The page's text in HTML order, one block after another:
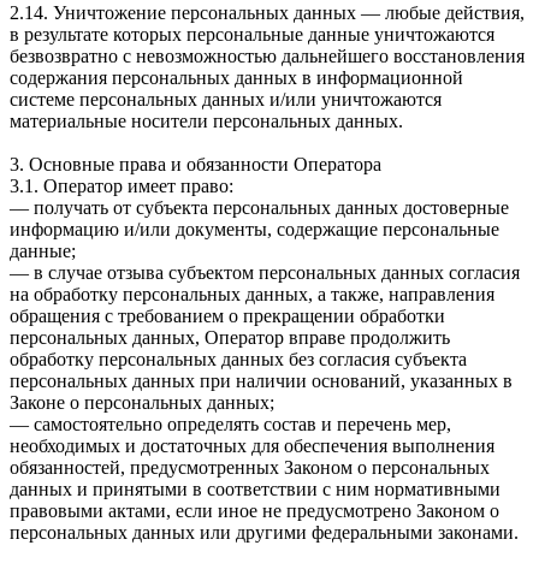
2.14. Уничтожение персональных данных — любые действия,
в результате которых персональные данные уничтожаются
безвозвратно с невозможностью дальнейшего восстановления
содержания персональных данных в информационной
системе персональных данных и/или уничтожаются
материальные носители персональных данных.
3. Основные права и обязанности Оператора
3.1. Оператор имеет право:
— получать от субъекта персональных данных достоверные
информацию и/или документы, содержащие персональные
данные;
— в случае отзыва субъектом персональных данных согласия
на обработку персональных данных, а также, направления
обращения с требованием о прекращении обработки
персональных данных, Оператор вправе продолжить
обработку персональных данных без согласия субъекта
персональных данных при наличии оснований, указанных в
Законе о персональных данных;
— самостоятельно определять состав и перечень мер,
необходимых и достаточных для обеспечения выполнения
обязанностей, предусмотренных Законом о персональных
данных и принятыми в соответствии с ним нормативными
правовыми актами, если иное не предусмотрено Законом о
персональных данных или другими федеральными законами.